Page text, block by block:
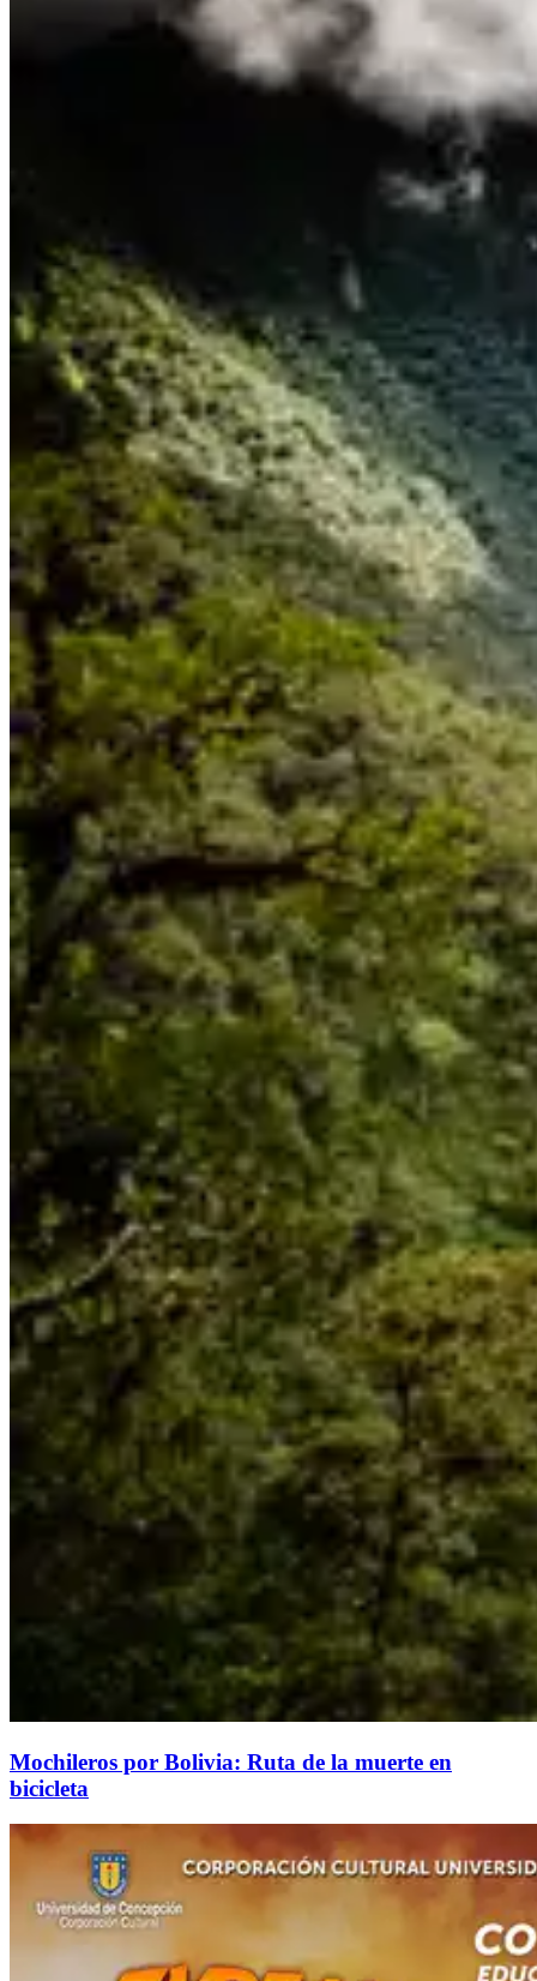
Mochileros por Bolivia: Ruta de la muerte en
bicicleta